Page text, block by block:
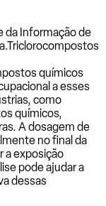
da Informação de
Triclorocompostos
químicos
a esses
como
químicos,
A dosagem de
no final da
a exposição
pode ajudar a
dessas